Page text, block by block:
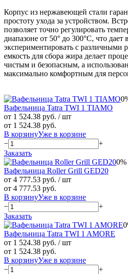
Корпус из нержавеющей стали
простоту ухода за устройством.
позволяет точно регулировать
диапазоне от 50° до 300°C, что дает
экспериментировать с различными
емкость для сбора жира делает
чистым и безопасным, а
максимально комфортным для
Вафельница Tatra TWI 1 TIAMO
от 1 524.38 руб. / шт
от 1 524.38 руб.
В корзинуУже в корзине
−
+
Заказать
0%
Вафельница Roller Grill GED20
от 4 777.53 руб. / шт
от 4 777.53 руб.
В корзинуУже в корзине
−
+
Заказать
Вафельница Tatra TWI 1 AMORE
от 1 524.38 руб. / шт
от 1 524.38 руб.
В корзинуУже в корзине
−
+